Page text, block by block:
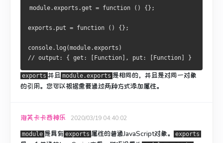
module.exports.get = function () {};
exports.put = function () {};
console.log(module.exports)
// output: { get: [Function], put: [Function] }
exports 并且 module.exports 是相同的，并且是对同一对象
的引用。 您可以根据需要通过两种方式添加属性。
泡芙卡卡西神乐 2020/03/19 04:40:02
module 是具有 exports 属性的普通JavaScript对象。 exports